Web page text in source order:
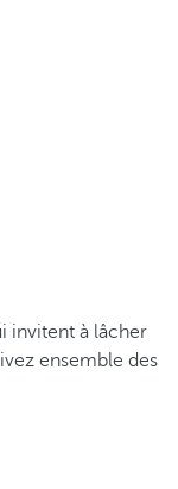
invitent à lâcher
ensemble des